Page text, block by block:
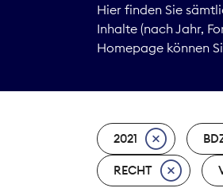
Hier finden Sie
Inhalte (nach Jahr,
Homepage können
2021
RECHT